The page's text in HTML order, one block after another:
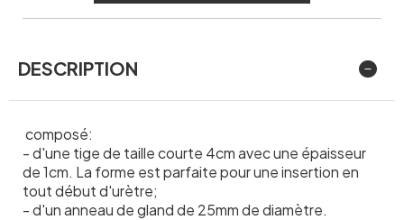
DESCRIPTION
composé:
- d'une tige de taille courte 4cm avec une épaisseur
de 1cm. La forme est parfaite pour une insertion en
tout début d'urètre;
- d'un anneau de gland de 25mm de diamètre.